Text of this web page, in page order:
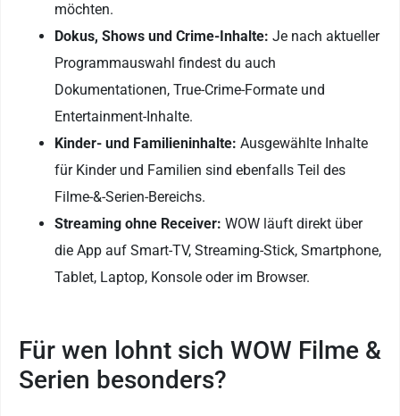
möchten.
Dokus, Shows und Crime-Inhalte: Je nach aktueller
Programmauswahl findest du auch
Dokumentationen, True-Crime-Formate und
Entertainment-Inhalte.
Kinder- und Familieninhalte: Ausgewählte Inhalte
für Kinder und Familien sind ebenfalls Teil des
Filme-&-Serien-Bereichs.
Streaming ohne Receiver: WOW läuft direkt über
die App auf Smart-TV, Streaming-Stick, Smartphone,
Tablet, Laptop, Konsole oder im Browser.
Für wen lohnt sich WOW Filme &
Serien besonders?